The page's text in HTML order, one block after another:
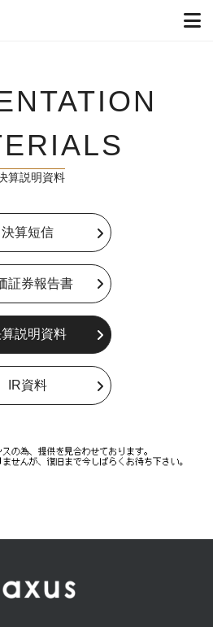
算説明資料
決算短信
証券報告書
説明資料
IR資料